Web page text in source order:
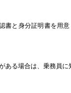
書と身分証明書を用
る場合は、乗務員に